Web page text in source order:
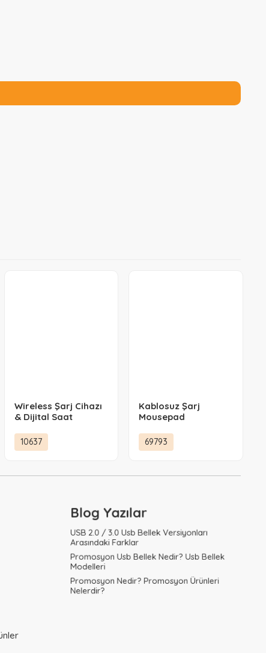
Wireless Şarj Cihazı
& Dijital Saat
10637
Kablosuz Şarj
Mousepad
69793
Blog Yazılar
Arasındaki Farklar
Promosyon Usb Bellek Nedir? Usb Bellek
Modelleri
Promosyon Nedir? Promosyon Ürünleri
Nelerdir?